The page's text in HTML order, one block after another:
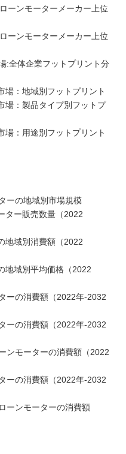
ーンモーターメーカー上位
ーンモーターメーカー上位
:全体企業フットプリント分
場：地域別フットプリント
場：製品タイプ別フットプ
場：用途別フットプリント
ーの地域別市場規模
ター販売数量（2022
地域別消費額（2022
地域別平均価格（2022
ーの消費額（2022年-2032
ーの消費額（2022年-2032
ンモーターの消費額（2022
ーの消費額（2022年-2032
ーンモーターの消費額